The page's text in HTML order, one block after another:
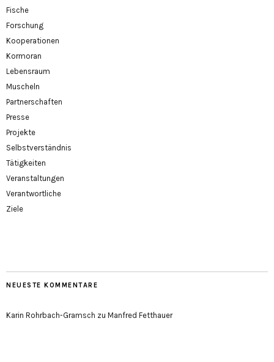
Fische
Forschung
Kooperationen
Kormoran
Lebensraum
Muscheln
Partnerschaften
Presse
Projekte
Selbstverständnis
Tätigkeiten
Veranstaltungen
Verantwortliche
Ziele
NEUESTE KOMMENTARE
Karin Rohrbach-Gramsch zu Manfred Fetthauer